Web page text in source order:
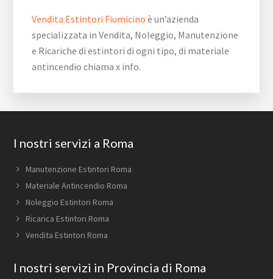
Vendita Estintori Fiumicino è un’azienda
specializzata in Vendita, Noleggio, Manutenzione
e Ricariche di estintori di ogni tipo, di materiale
antincendio chiama x info.
Footer
I nostri servizi a Roma
Manutenzione Estintori Roma
Materiale Antincendio Roma
Noleggio Estintori Roma
Ricarica Estintori Roma
Vendita Estintori Roma
I nostri servizi in Provincia di Roma